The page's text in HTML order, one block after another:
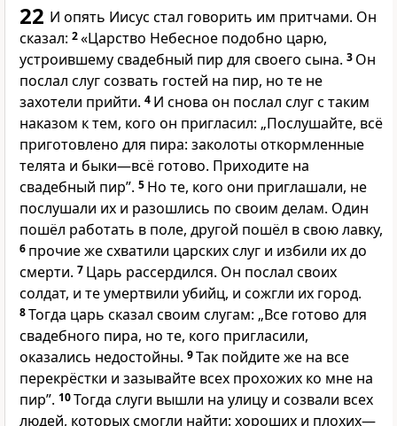
22 И опять Иисус стал говорить им притчами. Он
сказал: 2«Царство Небесное подобно царю,
устроившему свадебный пир для своего сына. 3 Он
послал слуг созвать гостей на пир, но те не
захотели прийти. 4 И снова он послал слуг с таким
наказом к тем, кого он пригласил: „Послушайте, всё
приготовлено для пира: заколоты откормленные
телята и быки—всё готово. Приходите на
свадебный пир”. 5 Но те, кого они приглашали, не
послушали их и разошлись по своим делам. Один
пошёл работать в поле, другой пошёл в свою лавку,
6 прочие же схватили царских слуг и избили их до
смерти. 7 Царь рассердился. Он послал своих
солдат, и те умертвили убийц, и сожгли их город.
8Тогда царь сказал своим слугам: „Все готово для
свадебного пира, но те, кого пригласили,
оказались недостойны. 9Так пойдите же на все
перекрёстки и зазывайте всех прохожих ко мне на
пир”. 10Тогда слуги вышли на улицу и созвали всех
людей, которых смогли найти: хороших и плохих—